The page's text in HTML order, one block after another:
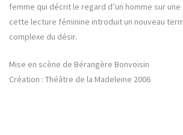
femme qui décrit le regard d’un homme sur
cette lecture féminine introduit un nouveau
complexe du désir.
Mise en scène de Bérangère Bonvoisin
Création : Théâtre de la Madeleine 2006